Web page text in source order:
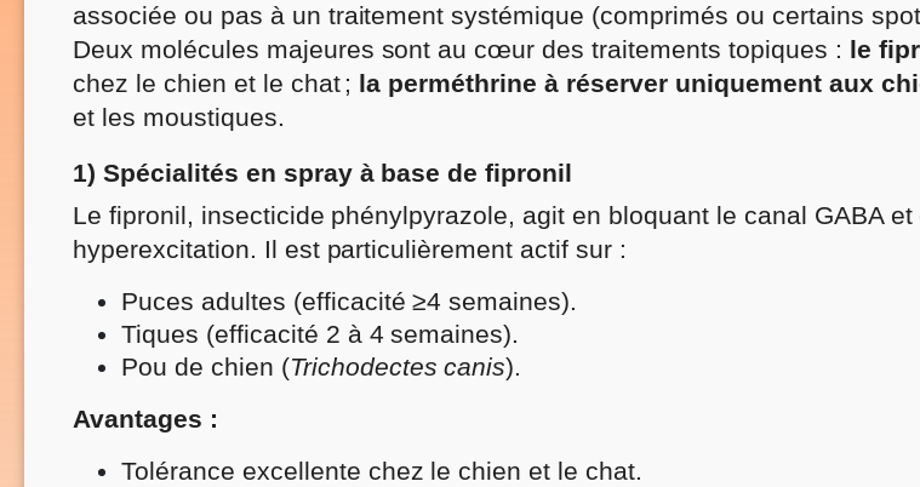
associée ou pas à un traitement systémique (comprimés ou certains
Deux molécules majeures sont au cœur des traitements topiques : le
chez le chien et le chat ; la perméthrine à réserver uniquement aux
et les moustiques.
1) Spécialités en spray à base de fipronil
Le fipronil, insecticide phénylpyrazole, agit en bloquant le canal GABA
hyperexcitation. Il est particulièrement actif sur :
Puces adultes (efficacité ≥4 semaines).
Tiques (efficacité 2 à 4 semaines).
Pou de chien (Trichodectes canis).
Avantages :
Tolérance excellente chez le chien et le chat.